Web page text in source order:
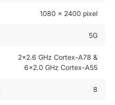
1080 x 2400 pixel
5G
2x2.6 GHz Cortex-A78 &
6x2.0 GHz Cortex-A55
8